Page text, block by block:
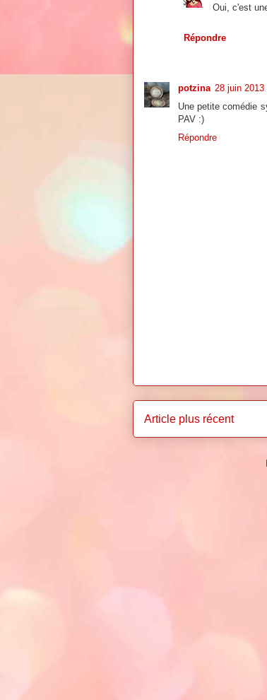
Oui, c'est
Répondre
potzina 28 juin 2013
Une petite comédie
PAV :)
Répondre
Article plus récent